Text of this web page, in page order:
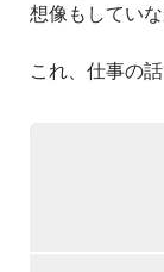
想像もしてい
これ、仕事の話
せっかく素晴